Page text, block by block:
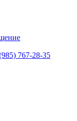
767-28-35